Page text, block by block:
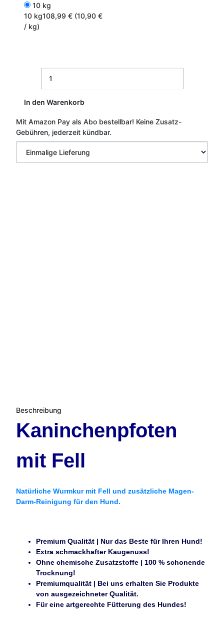
10 kg
10 kg108,99 € (10,90 €
/ kg)
In den Warenkorb
Mit Amazon Pay als Abo bestellbar! Keine Zusatz-
Gebühren, jederzeit kündbar.
Beschreibung
Kaninchenpfoten
mit Fell
Natürliche Wurmkur mit Fell und zusätzliche Magen-
Darm-Reinigung für den Hund.
Premium Qualität | Nur das Beste für Ihren Hund!
Extra schmackhafter Kaugenuss!
Ohne chemische Zusatzstoffe | 100 % schonende
Trocknung!
Premiumqualität | Bei uns erhalten Sie Produkte
von ausgezeichneter Qualität.
Für eine artgerechte Fütterung des Hundes!